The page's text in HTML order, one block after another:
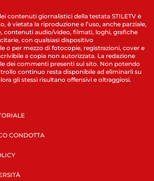
contenuti giornalistici della testata STILETV è
è vietata la riproduzione e l’uso, anche parziale,
contenuti audio/video, filmati, loghi, grafiche
con qualsiasi dispositivo
o per mezzo di fotocopie, registrazioni, cover e
a copia non autorizzata. La redazione
dei commenti presenti sul sito. Non potendo
continuo resta disponibile ad eliminarli su
gli stessi risultano offensivi e oltraggiosi.
CONDOTTA